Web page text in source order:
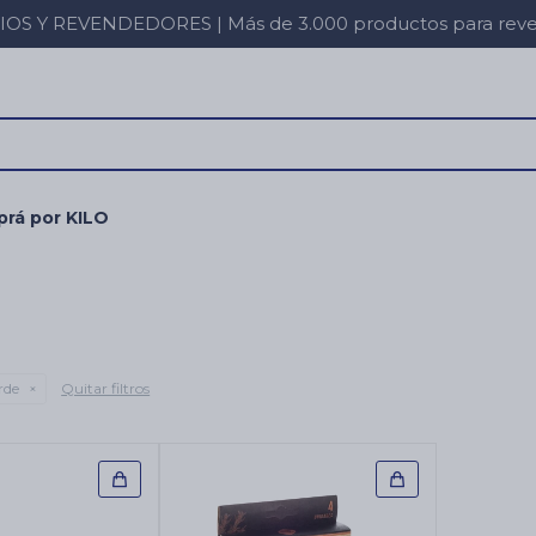
Y REVENDEDORES | Más de 3.000 productos para
por KILO
Quitar filtros